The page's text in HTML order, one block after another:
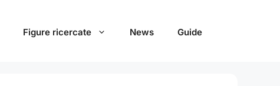
Figure ricercate News Guide